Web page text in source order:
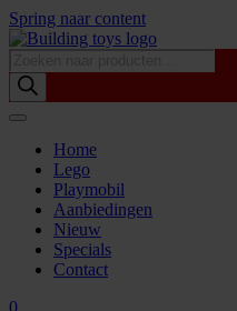
Spring naar content
zoeken
Home
Lego
Playmobil
Aanbiedingen
Nieuw
Specials
Contact
0